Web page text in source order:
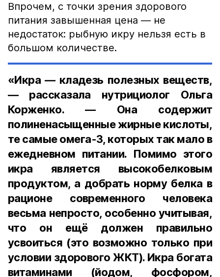
Впрочем, с точки зрения здорового
питания завышенная цена — не
недостаток: рыбную икру нельзя есть в
большом количестве.
«Икра — кладезь полезных веществ,
— рассказала нутрициолог Ольга
Корженко. — Она содержит
полиненасыщенные жирные кислоты,
те самые омега-3, которых так мало в
ежедневном питании. Помимо этого
икра является высокобелковым
продуктом, а добрать норму белка в
рационе современного человека
весьма непросто, особенно учитывая,
что он ещё должен правильно
усвоиться (это возможно только при
условии здорового ЖКТ). Икра богата
витаминами (йодом, фосфором,